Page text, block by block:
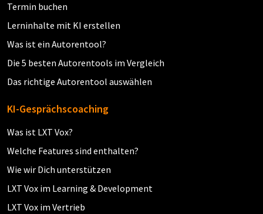
Termin buchen
Lerninhalte mit KI erstellen
Was ist ein Autorentool?
Die 5 besten Autorentools im Vergleich
Das richtige Autorentool auswählen
KI-Gesprächscoaching
Was ist LXT Vox?
Welche Features sind enthalten?
Wie wir Dich unterstützen
LXT Vox im Learning & Development
LXT Vox im Vertrieb